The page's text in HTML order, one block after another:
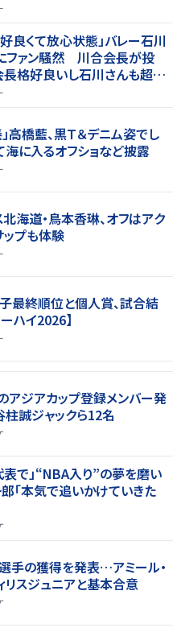
良くて放心状態」バレー石川
ファン騒然 川合会長が投
長格好良いし石川さんも超格
」高橋藍、黒Ｔ＆デニム姿でし
に入るオフショなど披露
北海道・鳥本香琳、オフはアク
プも体験
終順位と個人賞、試合結
ハイ2026】
アジアカップ登録メンバー発
誠ジャックら12名
で」“NBA入り”の夢を磨い
「本気で追いかけていきた
手の獲得を発表…アミール・
リスジュニアと基本合意